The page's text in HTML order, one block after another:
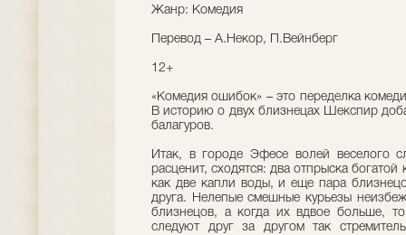
Жанр: Комедия
Перевод – А.Некор, П.Вейнберг
12+
«Комедия ошибок» – это переделка
В историю о двух близнецах Шекспир
балагуров.
Итак, в городе Эфесе волей веселого
расценит, сходятся: два отпрыска
как две капли воды, и еще пара
друга. Нелепые смешные курьезы
близнецов, а когда их вдвое больше,
следуют друг за другом так